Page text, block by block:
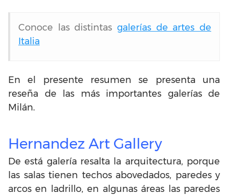
Conoce las distintas galerías de artes de
Italia
En el presente resumen se presenta una
reseña de las más importantes galerías de
Milán.
Hernandez Art Gallery
De está galería resalta la arquitectura, porque
las salas tienen techos abovedados, paredes y
arcos en ladrillo, en algunas áreas las paredes